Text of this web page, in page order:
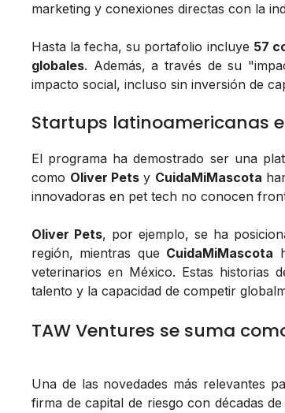
marketing y conexiones directas con la
Hasta la fecha, su portafolio incluye 57
globales. Además, a través de su
impacto social, incluso sin inversión de
Startups latinoamericanas
El programa ha demostrado ser una
como Oliver Pets y CuidaMiMascota
innovadoras en pet tech no conocen
Oliver Pets, por ejemplo, se ha
región, mientras que CuidaMiMascota
veterinarios en México. Estas historias
talento y la capacidad de competir
TAW Ventures se suma
Una de las novedades más relevantes
firma de capital de riesgo con décadas